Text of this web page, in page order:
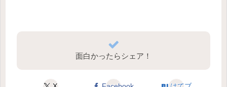
面白かったらシェア！